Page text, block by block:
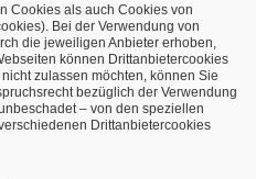
Cookies als auch Cookies von
Bei der Verwendung von
die jeweiligen Anbieter erhoben,
können Drittanbietercookies
zulassen möchten, können Sie
bezüglich der Verwendung
– von den speziellen
Drittanbietercookies